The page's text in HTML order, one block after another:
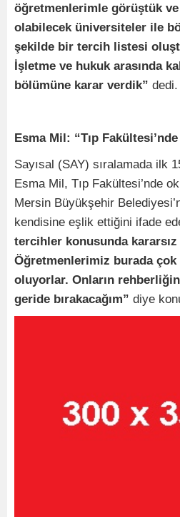
öğretmenlerimle görüştük
olabilecek üniversiteler ile
şekilde bir tercih listesi
İşletme ve hukuk arasında
bölümüne karar verdik” dedi.
Esma Mil: “Tıp
Sayısal (SAY) sıralamada ilk
Esma Mil, Tıp Fakültesi’nde
Mersin Büyükşehir
kendisine eşlik ettiğini ifade
tercihler konusunda kararsız
Öğretmenlerimiz burada çok
oluyorlar. Onların
geride bırakacağım” diye